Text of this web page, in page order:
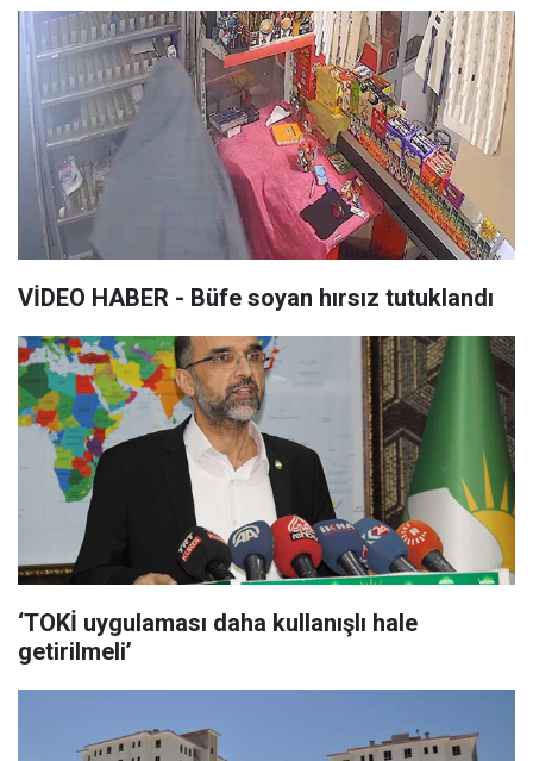
VİDEO HABER - Büfe soyan hırsız tutuklandı
‘TOKİ uygulaması daha kullanışlı hale
getirilmeli’